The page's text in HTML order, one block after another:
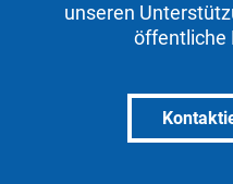
unseren
öffentliche